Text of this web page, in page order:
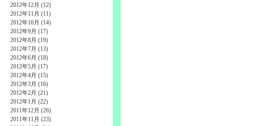
2012年12月 (12)
2012年11月 (11)
2012年10月 (14)
2012年9月 (17)
2012年8月 (19)
2012年7月 (13)
2012年6月 (18)
2012年5月 (17)
2012年4月 (15)
2012年3月 (16)
2012年2月 (21)
2012年1月 (22)
2011年12月 (26)
2011年11月 (23)